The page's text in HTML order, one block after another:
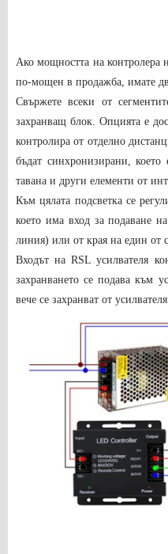
Ако мощността на контролера
по-мощен в продажба, имате
Свържете всеки от
захранващ блок. Опцията е
контролира от отделно
бъдат синхронизирани, което
тавана и други елементи от
Към цялата подсветка се
което има вход за подаване
линия) или от края на един от
Входът на RSL усилвателя
захранването се подава към
вече се захранват от